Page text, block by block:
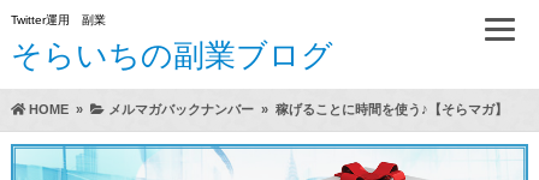
Twitter運用 副業
そらいちの副業ブログ
HOME» メルマガバックナンバー» 稼げることに時間を使う♪【そらマガ】